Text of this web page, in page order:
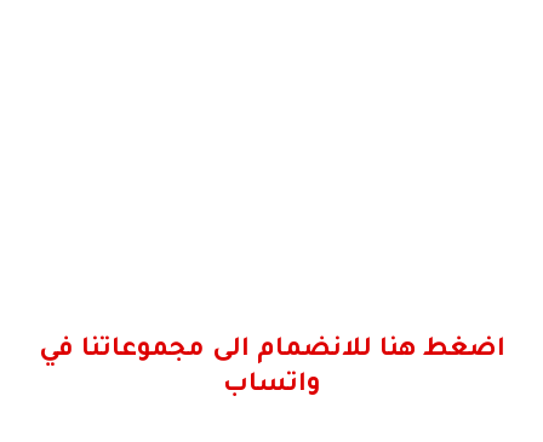
اضغط هنا للانضمام الى مجموعاتنا في
واتساب